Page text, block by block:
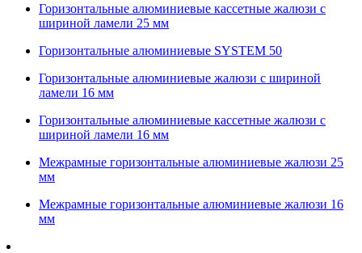
Горизонтальные алюминиевые кассетные жалюзи с
шириной ламели 25 мм
Горизонтальные алюминиевые SYSTEM 50
Горизонтальные алюминиевые жалюзи с шириной
ламели 16 мм
Горизонтальные алюминиевые кассетные жалюзи с
шириной ламели 16 мм
Межрамные горизонтальные алюминиевые жалюзи 25
мм
Межрамные горизонтальные алюминиевые жалюзи 16
мм